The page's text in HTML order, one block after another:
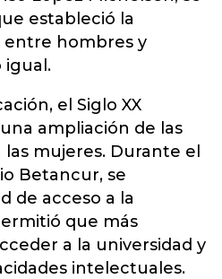
estableció la
entre hombres y
igual.
el Siglo XX
ampliación de las
mujeres. Durante el
Betancur, se
de acceso a la
que más
a la universidad y
intelectuales.